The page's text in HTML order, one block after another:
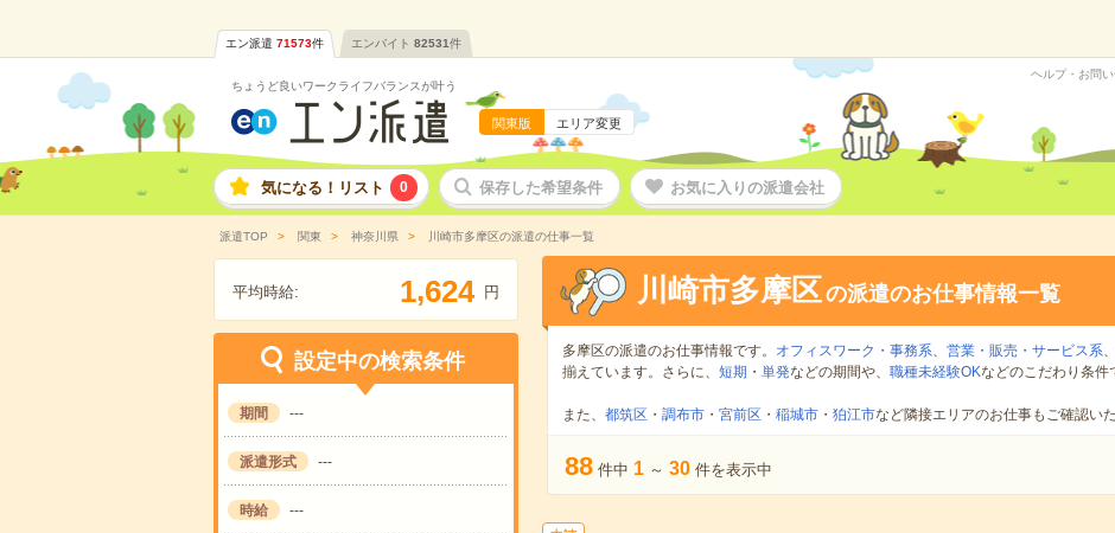
エン派遣 71573件 エンバイト 82531件
ちょうど良いワークライフバランスが叶う
関東版 エリア変更
ヘルプ・お問
気になる！リスト 0 保存した希望条件 お気に入りの派遣会社
派遣TOP 関東 神奈川県 川崎市多摩区の派遣の仕事一覧
平均時給: 1,624 円
設定中の検索条件
期間 ---
派遣形式 ---
時給 ---
川崎市多摩区の派遣のお仕事情報一覧
多摩区の派遣のお仕事情報です。 オフィスワーク・事務系、 営業・販売・サービス系、
揃えています。さらに、 短期 ・ 単発などの期間や、 職種未経験OKなどのこだわり条件
また、 都筑区 ・ 調布市・ 宮前区 ・ 稲城市・ 狛江市など隣接エリアのお仕事もご確認いた
88 件中 1 ～ 30 件を表示中